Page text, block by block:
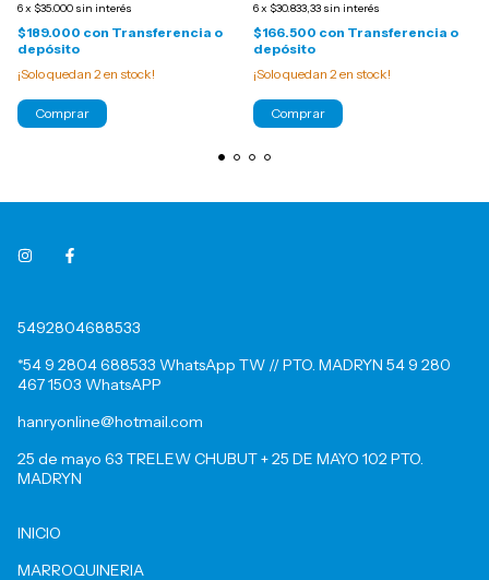
6x $35.000 sin interés
$189.000 con Transferencia o
depósito
¡Solo quedan 2en stock!
Comprar
6x $30.833,33 sin interés
$166.500 con Transferencia o
depósito
¡Solo quedan 2en stock!
Comprar
5492804688533
*54 9 2804 688533 WhatsApp TW // PTO. MADRYN 54 9 280
467 1503 WhatsAPP
hanryonline@hotmail.com
25 de mayo 63 TRELEW CHUBUT + 25 DE MAYO 102 PTO.
MADRYN
INICIO
MARROQUINERIA